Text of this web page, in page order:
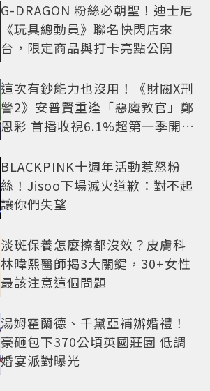
G-DRAGON 粉絲必朝聖！迪士尼
《玩具總動員》聯名快閃店來
台，限定商品與打卡亮點公開
這次有鈔能力也沒用！《財閥X刑
警2》安普賢重逢「惡魔教官」鄭
恩彩 首播收視6.1%超第一季開紅
BLACKPINK十週年活動惹怒粉
絲！Jisoo下場滅火道歉：對不起
讓你們失望
淡斑保養怎麼擦都沒效？皮膚科
林暐熙醫師揭3大關鍵，30+女性
最該注意這個問題
湯姆霍蘭德、千黛亞補辦婚禮！
豪砸包下370公頃英國莊園 低調
婚宴派對曝光